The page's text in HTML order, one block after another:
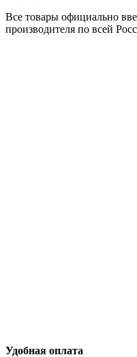
Все товары официально
производителя по всей
Удобная оплата